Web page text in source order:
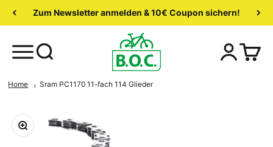
Zum Newsletter anmelden & 10€ Coupon sichern!
Home Sram PC1170 11-fach 114 Glieder